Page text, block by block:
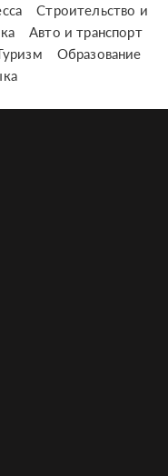
Строительство и
Авто и транспорт
Образование